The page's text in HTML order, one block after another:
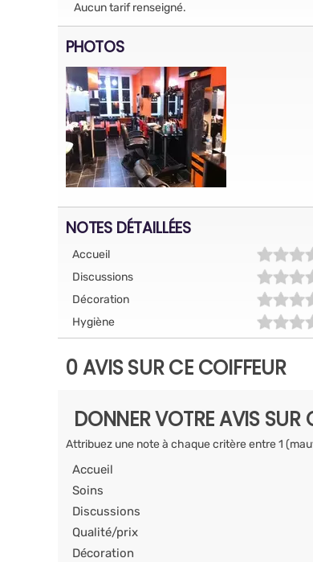
Aucun tarif renseigné.
PHOTOS
NOTES DÉTAILLÉES
Accueil
Discussions
Décoration
Hygiène
0 AVIS SUR CE COIFFEUR
DONNER VOTRE AVIS SUR
Attribuez une note à chaque critère entre 1
Accueil
Soins
Discussions
Qualité/prix
Décoration